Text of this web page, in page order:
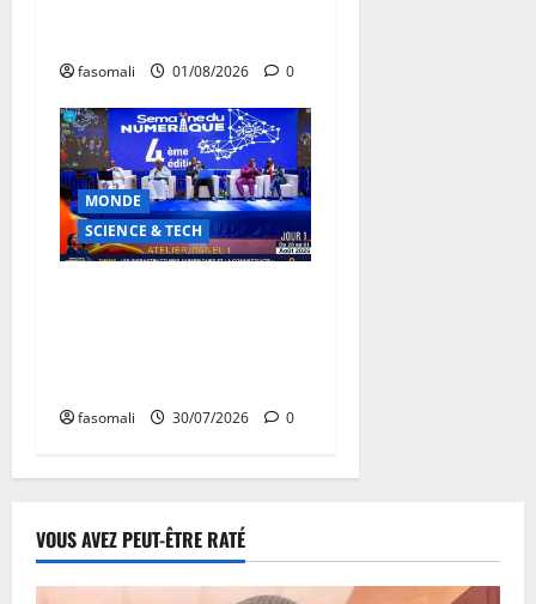
fasomali 01/08/2026 0
MONDE
SCIENCE & TECH
fasomali 30/07/2026 0
VOUS AVEZ PEUT-ÊTRE RATÉ